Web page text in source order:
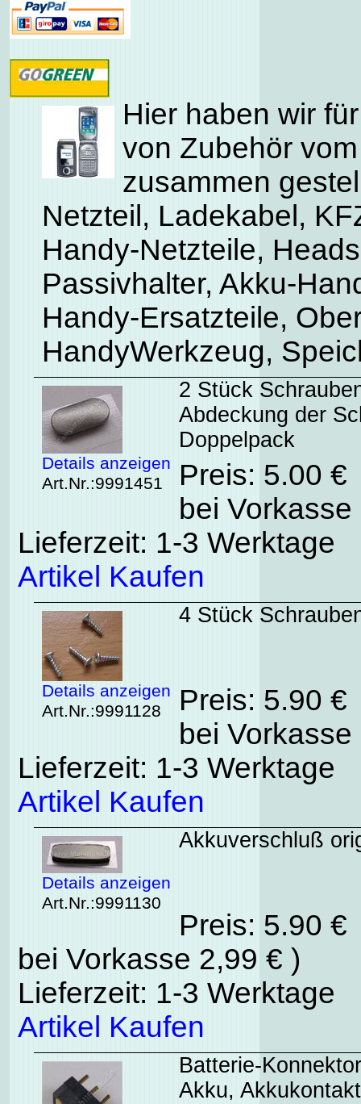
Hier haben wir
von Zubehör
zusammen
Netzteil, Ladekabel,
Handy-Netzteile,
Passivhalter, Akku-
Handy-Ersatzteile,
HandyWerkzeug,
Details anzeigen
Art.Nr.:9991451
2 Stück
Abdeckung der
Doppelpack
Preis: 5.00
bei
Lieferzeit: 1-3 Werktage
Artikel Kaufen
Details anzeigen
Art.Nr.:9991128
4 Stück
Preis: 5.90
bei
Lieferzeit: 1-3 Werktage
Artikel Kaufen
Details anzeigen
Art.Nr.:9991130
Akkuverschluß
Preis: 5.90
bei Vorkasse 2,99 € )
Lieferzeit: 1-3 Werktage
Artikel Kaufen
Batterie-
Akku, Akkukontakt